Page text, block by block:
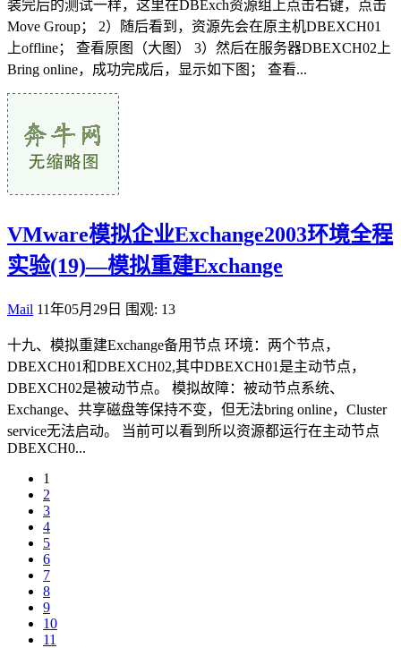
装完后的测试一样，这里在DBExch资源组上点击右键，点击
Move Group； 2）随后看到，资源先会在原主机DBEXCH01
上offline； 查看原图（大图） 3）然后在服务器DBEXCH02上
Bring online，成功完成后，显示如下图； 查看...
VMware模拟企业Exchange2003环境全程
实验(19)—模拟重建Exchange
Mail 11年05月29日 围观: 13
十九、模拟重建Exchange备用节点 环境：两个节点，
DBEXCH01和DBEXCH02,其中DBEXCH01是主动节点，
DBEXCH02是被动节点。 模拟故障：被动节点系统、
Exchange、共享磁盘等保持不变，但无法bring online，Cluster
service无法启动。 当前可以看到所以资源都运行在主动节点
DBEXCH0...
1
2
3
4
5
6
7
8
9
10
11